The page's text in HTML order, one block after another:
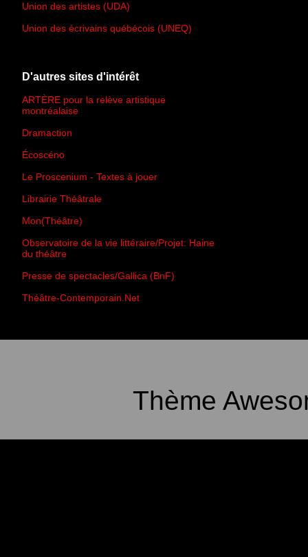
Union des artistes (UDA)
Union des écrivains québécois (UNEQ)
D'autres sites d'intérêt
ARTÈRE pour la relève artistique
montréalaise
Dramaction
Écoscéno
Le Proscenium - Textes à jouer
Librairie Théâtrale
Mon(Théâtre)
Observatoire de la vie littéraire/Projet: Haine
du théâtre
Presse de spectacles/Gallica (BnF)
Théâtre-Contemporain.Net
Thème